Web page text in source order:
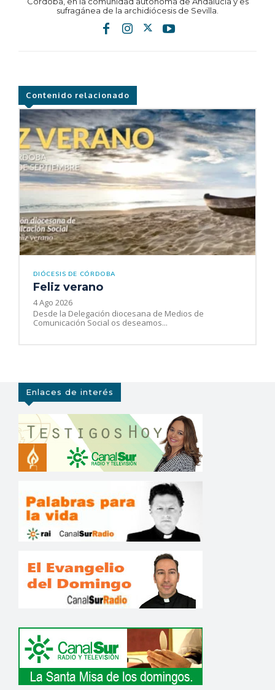
sufragánea de la archidiócesis de Sevilla.
Contenido relacionado
DIÓCESIS DE CÓRDOBA
Feliz verano
4 Ago 2026
Desde la Delegación diocesana de Medios de
Comunicación Social os deseamos...
Enlaces de interés